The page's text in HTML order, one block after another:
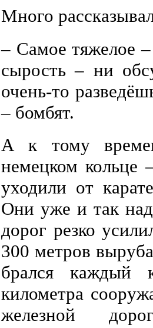
Много
– Самое тяжелое
сырость – ни
очень-то
– бомбят.
А к тому
немецком кольце
уходили от
Они уже и так
дорог резко
300 метров
брался каждый
километра
железной